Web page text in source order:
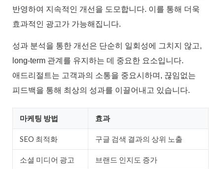
반영하여 지속적인 개선을 도모합니다. 이를 통해 더욱
효과적인 광고가 가능해집니다.
성과 분석을 통한 개선은 단순히 일회성에 그치지 않고,
long-term 관계를 유지하는 데 중요한 요소입니다.
애드리절트는 고객과의 소통을 중요시하며, 끊임없는
피드백을 통해 최상의 성과를 이끌어내고 있습니다.
마케팅 방법 효과
SEO 최적화 구글 검색 결과의 상위 노출
소셜 미디어 광고 브랜드 인지도 증가